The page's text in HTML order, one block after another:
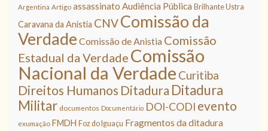
Argentina Artigo assassinato Audiência Pública Brilhante Ustra
Caravana da Anistia CNVComissão da
Verdade Comissão de Anistia Comissão
Estadual da Verdade Comissão
Nacional da Verdade Curitiba
Direitos Humanos Ditadura Ditadura
Militar documentos Documentário DOI-CODI evento
exumação FMDH Foz do Iguaçu Fragmentos da ditadura